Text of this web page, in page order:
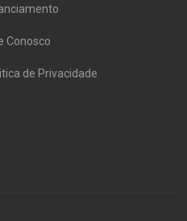
Conosco
de Privacidade